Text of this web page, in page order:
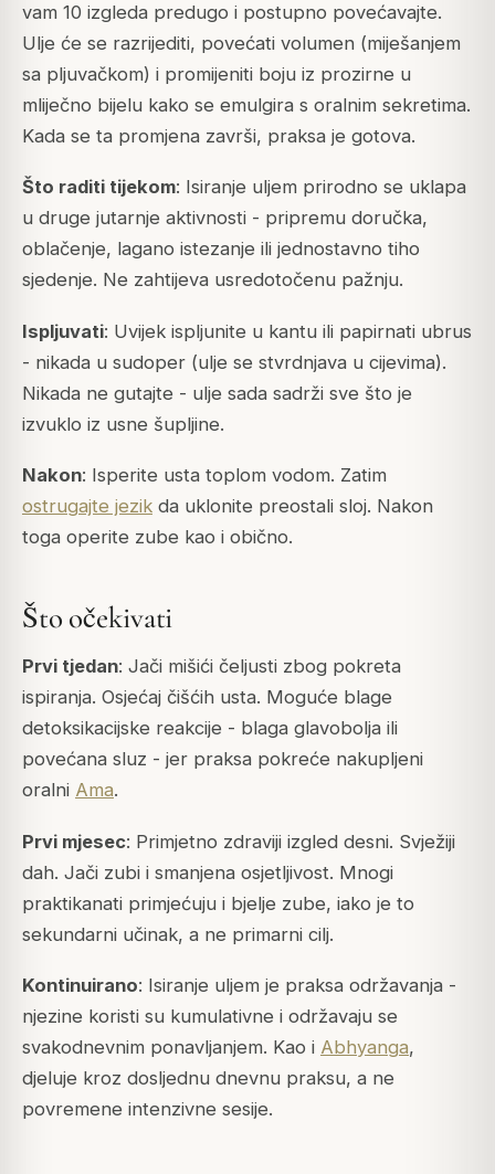
vam 10 izgleda predugo i postupno povećavajte.
Ulje će se razrijediti, povećati volumen (miješanjem
sa pljuvačkom) i promijeniti boju iz prozirne u
mliječno bijelu kako se emulgira s oralnim sekretima.
Kada se ta promjena završi, praksa je gotova.
Što raditi tijekom: Isiranje uljem prirodno se uklapa
u druge jutarnje aktivnosti - pripremu doručka,
oblačenje, lagano istezanje ili jednostavno tiho
sjedenje. Ne zahtijeva usredotočenu pažnju.
Ispljuvati: Uvijek ispljunite u kantu ili papirnati ubrus
- nikada u sudoper (ulje se stvrdnjava u cijevima).
Nikada ne gutajte - ulje sada sadrži sve što je
izvuklo iz usne šupljine.
Nakon: Isperite usta toplom vodom. Zatim
ostrugajte jezik da uklonite preostali sloj. Nakon
toga operite zube kao i obično.
Što očekivati
Prvi tjedan: Jači mišići čeljusti zbog pokreta
ispiranja. Osjećaj čišćih usta. Moguće blage
detoksikacijske reakcije - blaga glavobolja ili
povećana sluz - jer praksa pokreće nakupljeni
oralni Ama.
Prvi mjesec: Primjetno zdraviji izgled desni. Svježiji
dah. Jači zubi i smanjena osjetljivost. Mnogi
praktikanati primjećuju i bjelje zube, iako je to
sekundarni učinak, a ne primarni cilj.
Kontinuirano: Isiranje uljem je praksa održavanja -
njezine koristi su kumulativne i održavaju se
svakodnevnim ponavljanjem. Kao i Abhyanga,
djeluje kroz dosljednu dnevnu praksu, a ne
povremene intenzivne sesije.